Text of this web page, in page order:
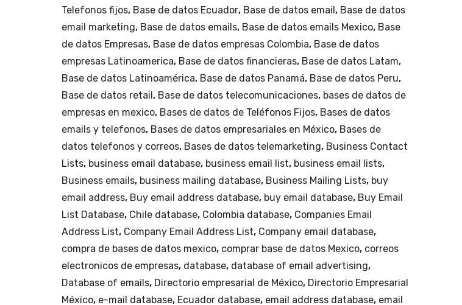
del
país
.
pes
os
año
a
Niv
ion
Telefonos fijos, Base de datos Ecuador, Base de datos email , Base de datos
email marketing, Base de datos emails, Base de datos emails Mexico, Base
de datos Empresas, Base de datos empresas Colombia, Base de datos
empresas Latinoamerica, Base de datos financieras, Base de datos Latam,
Base de datos Latinoamérica, Base de datos Panamá, Base de datos Peru,
Base de datos retail , Base de datos telecomunicaciones, bases de datos de
empresas en mexico, Bases de datos de Teléfonos Fijos, Bases de datos
emails y telefonos, Bases de datos empresariales en México, Bases de
datos telefonos y correos, Bases de datos telemarketing, Business Contact
Lists, business email database, business email list, business email lists,
Business emails, business mailing database, Business Mailing Lists, buy
email address, Buy email address database, buy email database, Buy Email
List Database, Chile database, Colombia database, Companies Email
Address List, Company Email Address List, Company email database,
compra de bases de datos mexico, comprar base de datos Mexico, correos
electronicos de empresas, database, database of email advertising,
Database of emails, Directorio empresarial de México, Directorio Empresarial
México, e-mail database, Ecuador database, email address database, email